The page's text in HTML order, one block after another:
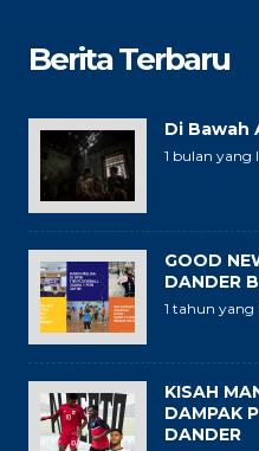
Berita Terbaru
Di Bawah
1 bulan yang
GOOD
DANDER
1 tahun yang
KISAH
DAMPAK
DANDER